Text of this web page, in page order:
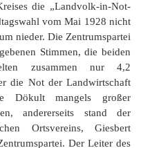
die „Landvolk-in-Not-
vom Mai 1928 nicht
nieder. Die Zentrumspartei
Stimmen, die beiden
zusammen nur 4,2
die Not der Landwirtschaft
Dökult mangels großer
andererseits stand der
Ortsvereins, Giesbert
Der Leiter des